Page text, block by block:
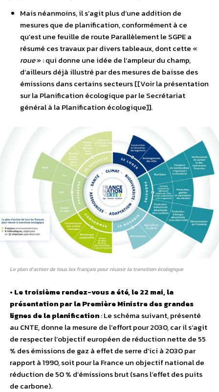
Mais néanmoins, il s’agit plus d’une addition de
mesures que de planification, conformément à ce
qu’est une feuille de route Parallèlement le SGPE a
résumé ces travaux par divers tableaux, dont cette «
roue» : qui donne une idée de l’ampleur du champ,
d’ailleurs déjà illustré par des mesures de baisse des
émissions dans certains secteurs [[Voir la présentation
sur la Planification écologique par le Secrétariat
général à la Planification écologique]].
Le plan d’action de tous les français pour réussir la transition écologique
• Le troisième rendez-vous a été, le 22 mai, la
présentation par la Première Ministre des grandes
lignes de la planification: Le schéma suivant, présenté
au CNTE, donne la mesure de l’effort pour 2030, car il s’agit
de respecter l’objectif européen de réduction nette de 55
% des émissions de gaz à effet de serre d’ici à 2030 par
rapport à 1990, soit pour la France un objectif national de
réduction de 50 % d’émissions brut (sans l’effet des puits
de carbone).